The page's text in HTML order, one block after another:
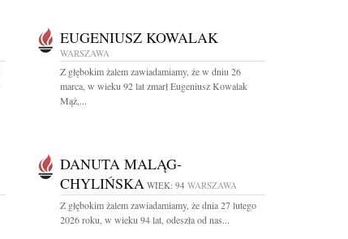
EUGENIUSZ KOWALAK
WARSZAWA
Z głębokim żalem zawiadamiamy, że w dniu 26
marca, w wieku 92 lat zmarł Eugeniusz Kowalak
Mąż,...
DANUTA MALĄG-
CHYLIŃSKA WIEK: 94 WARSZAWA
Z głębokim żalem zawiadamiamy, że dnia 27 lutego
2026 roku, w wieku 94 lat, odeszła od nas...